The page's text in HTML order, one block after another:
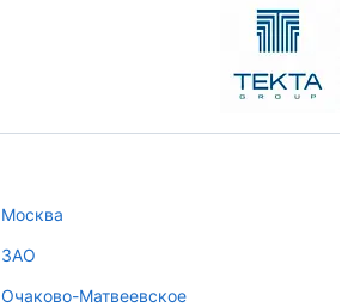
Москва
ЗАО
Очаково-Матвеевское